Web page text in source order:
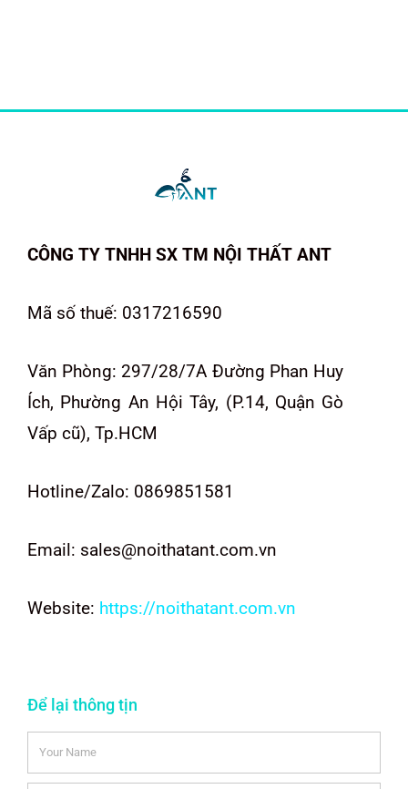
CÔNG TY TNHH SX TM NỘI THẤT ANT
Mã số thuế: 0317216590
Văn Phòng: 297/28/7A Đường Phan Huy
Ích, Phường An Hội Tây, (P.14, Quận Gò
Vấp cũ), Tp.HCM
Hotline/Zalo: 0869851581
Email: sales@noithatant.com.vn
Website: https://noithatant.com.vn
Để lại thông tịn